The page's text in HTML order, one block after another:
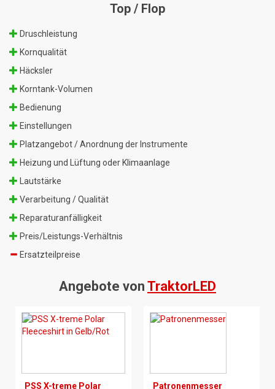
Top / Flop
Druschleistung
Kornqualität
Häcksler
Korntank-Volumen
Bedienung
Einstellungen
Platzangebot / Anordnung der Instrumente
Heizung und Lüftung oder Klimaanlage
Lautstärke
Verarbeitung / Qualität
Reparaturanfälligkeit
Preis/Leistungs-Verhältnis
Ersatzteilpreise
Angebote von TraktorLED
PSS X-treme Polar
Patronenmesser